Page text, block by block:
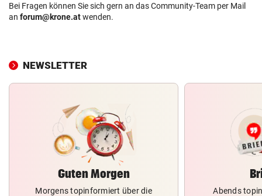
Bei Fragen können Sie sich gern an das Community-Team per Mail
an forum@krone.atwenden.
NEWSLETTER
Guten Morgen
Morgens topinformiert über die
Abends